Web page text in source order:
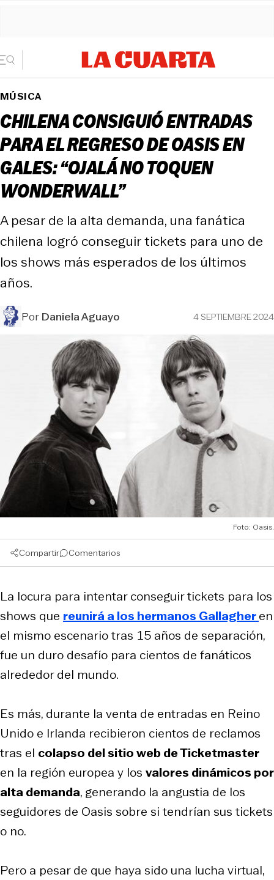
MÚSICA
CHILENA CONSIGUIÓ ENTRADAS
PARA EL REGRESO DE OASIS EN
GALES: “OJALÁ NO TOQUEN
WONDERWALL”
A pesar de la alta demanda, una fanática
chilena logró conseguir tickets para uno de
los shows más esperados de los últimos
años.
PorDaniela Aguayo 4 SEPTIEMBRE 2024
Foto: Oasis.
Compartir Comentarios
La locura para intentar conseguir tickets para los
shows que reunirá a los hermanos Gallagheren
el mismo escenario tras 15 años de separación,
fue un duro desafío para cientos de fanáticos
alrededor del mundo.
Es más, durante la venta de entradas en Reino
Unido e Irlanda recibieron cientos de reclamos
tras el colapso del sitio web de Ticketmaster
en la región europea y los valores dinámicos por
alta demanda, generando la angustia de los
seguidores de Oasis sobre si tendrían sus tickets
o no.
Pero a pesar de que haya sido una lucha virtual,